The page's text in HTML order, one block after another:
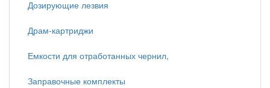
Дозирующие лезвия
Драм-картриджи
Емкости для отработанных чернил,
Заправочные комплекты